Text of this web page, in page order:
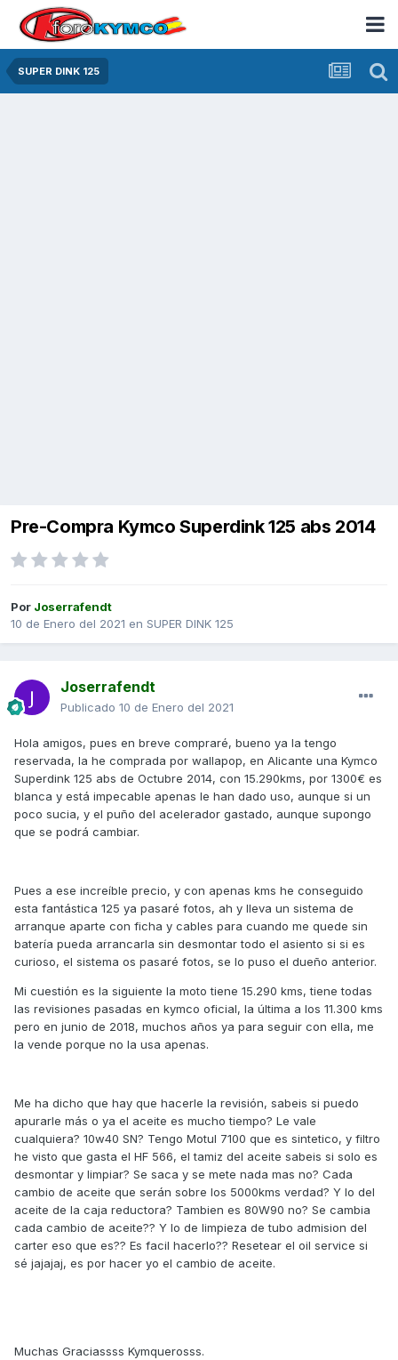
SUPER DINK 125
Pre-Compra Kymco Superdink 125 abs 2014
Por Joserrafendt
10 de Enero del 2021 en SUPER DINK 125
Joserrafendt
Publicado 10 de Enero del 2021
Hola amigos, pues en breve compraré, bueno ya la tengo
reservada, la he comprada por wallapop, en Alicante una Kymco
Superdink 125 abs de Octubre 2014, con 15.290kms, por 1300€ es
blanca y está impecable apenas le han dado uso, aunque si un
poco sucia, y el puño del acelerador gastado, aunque supongo
que se podrá cambiar.
Pues a ese increíble precio, y con apenas kms he conseguido
esta fantástica 125 ya pasaré fotos, ah y lleva un sistema de
arranque aparte con ficha y cables para cuando me quede sin
batería pueda arrancarla sin desmontar todo el asiento si si es
curioso, el sistema os pasaré fotos, se lo puso el dueño anterior.
Mi cuestión es la siguiente la moto tiene 15.290 kms, tiene todas
las revisiones pasadas en kymco oficial, la última a los 11.300 kms
pero en junio de 2018, muchos años ya para seguir con ella, me
la vende porque no la usa apenas.
Me ha dicho que hay que hacerle la revisión, sabeis si puedo
apurarle más o ya el aceite es mucho tiempo? Le vale
cualquiera? 10w40 SN? Tengo Motul 7100 que es sintetico, y filtro
he visto que gasta el HF 566, el tamiz del aceite sabeis si solo es
desmontar y limpiar? Se saca y se mete nada mas no? Cada
cambio de aceite que serán sobre los 5000kms verdad? Y lo del
aceite de la caja reductora? Tambien es 80W90 no? Se cambia
cada cambio de aceite?? Y lo de limpieza de tubo admision del
carter eso que es?? Es facil hacerlo?? Resetear el oil service si
sé jajajaj, es por hacer yo el cambio de aceite.
Muchas Graciassss Kymquerosss.